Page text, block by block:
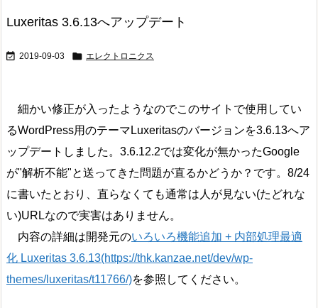
Luxeritas 3.6.13へアップデート
 2019-09-03  エレクトロニクス
細かい修正が入ったようなのでこのサイトで使用してい
るWordPress用のテーマLuxeritasのバージョンを3.6.13へア
ップデートしました。3.6.12.2では変化が無かったGoogle
が"解析不能"と送ってきた問題が直るかどうか？です。8/24
に書いたとおり、直らなくても通常は人が見ない(たどれな
い)URLなので実害はありません。
内容の詳細は開発元のいろいろ機能追加 + 内部処理最適
化 Luxeritas 3.6.13(https://thk.kanzae.net/dev/wp-
themes/luxeritas/t11766/)を参照してください。